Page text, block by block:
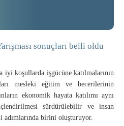
sonuçları belli oldu
iyi koşullarda işgücüne katılmalarının
mesleki eğitim ve becerilerinin
ekonomik hayata katılımı aynı
sürdürülebilir ve insan
adımlarında birini oluşturuyor.